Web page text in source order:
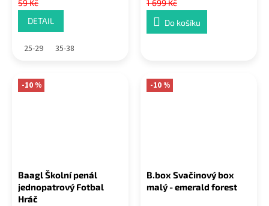
59 Kč
DETAIL
25-29 35-38
1 699 Kč
Do košíku
-10 %
Baagl Školní penál
jednopatrový Fotbal
Hráč
-10 %
B.box Svačinový box
malý - emerald forest